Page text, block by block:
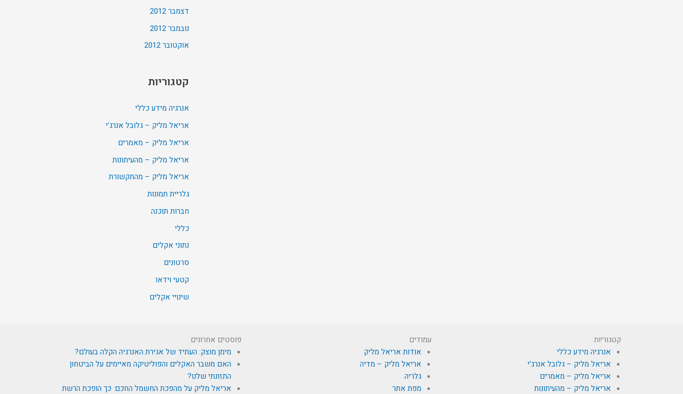
דצמבר 2012
נובמבר 2012
אוקטובר 2012
קטגוריות
אנרגיה מידע כללי
אריאל מליק – גלובל אנרג'י
אריאל מליק – מאמרים
אריאל מליק – מהעיתונות
אריאל מליק – מהתקשורת
גלריית תמונות
חברות תוכנה
כללי
נתוני אקלים
סרטונים
קטעי וידאו
שינויי אקלים
קטגוריות
אנרגיה מידע כללי
אריאל מליק – גלובל אנרג'י
אריאל מליק – מאמרים
אריאל מליק – מהעיתונות
עמודים
אודות אריאל מליק
אריאל מליק – מדיה
גלריה
מפת אתר
פוסטים אחרונים
מימן מוצק: העתיד של אגירת האנרגיה הקלה בעולם?
האם משבר האקלים והפוליטיקה מאיימים על הביטחון
התזונתי שלנו?
אריאל מליק על מהפכת החשמל החכם: כך הופכת הרשת